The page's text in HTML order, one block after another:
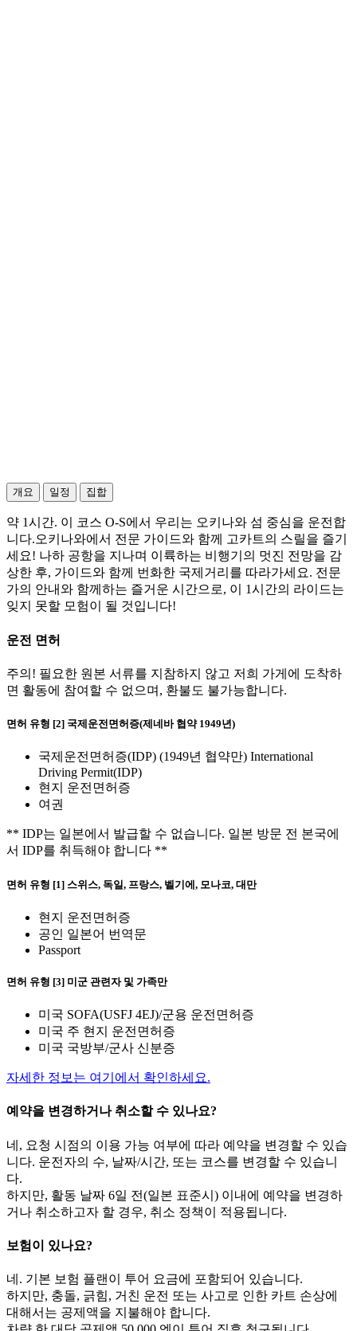
개요 일정 집합
약 1시간. 이 코스 O-S에서 우리는 오키나와 섬 중심을 운전합
니다.오키나와에서 전문 가이드와 함께 고카트의 스릴을 즐기
세요! 나하 공항을 지나며 이륙하는 비행기의 멋진 전망을 감
상한 후, 가이드와 함께 번화한 국제거리를 따라가세요. 전문
가의 안내와 함께하는 즐거운 시간으로, 이 1시간의 라이드는
잊지 못할 모험이 될 것입니다!
운전 면허
주의! 필요한 원본 서류를 지참하지 않고 저희 가게에 도착하
면 활동에 참여할 수 없으며, 환불도 불가능합니다.
면허 유형 [2] 국제운전면허증(제네바 협약 1949년)
국제운전면허증(IDP) (1949년 협약만) International
Driving Permit(IDP)
현지 운전면허증
여권
** IDP는 일본에서 발급할 수 없습니다. 일본 방문 전 본국에
서 IDP를 취득해야 합니다 **
면허 유형 [1] 스위스, 독일, 프랑스, 벨기에, 모나코, 대만
현지 운전면허증
공인 일본어 번역문
Passport
면허 유형 [3] 미군 관련자 및 가족만
미국 SOFA(USFJ 4EJ)/군용 운전면허증
미국 주 현지 운전면허증
미국 국방부/군사 신분증
자세한 정보는 여기에서 확인하세요.
예약을 변경하거나 취소할 수 있나요?
네, 요청 시점의 이용 가능 여부에 따라 예약을 변경할 수 있습
니다. 운전자의 수, 날짜/시간, 또는 코스를 변경할 수 있습니
다.
하지만, 활동 날짜 6일 전(일본 표준시) 이내에 예약을 변경하
거나 취소하고자 할 경우, 취소 정책이 적용됩니다.
보험이 있나요?
네. 기본 보험 플랜이 투어 요금에 포함되어 있습니다.
하지만, 충돌, 긁힘, 거친 운전 또는 사고로 인한 카트 손상에
대해서는 공제액을 지불해야 합니다.